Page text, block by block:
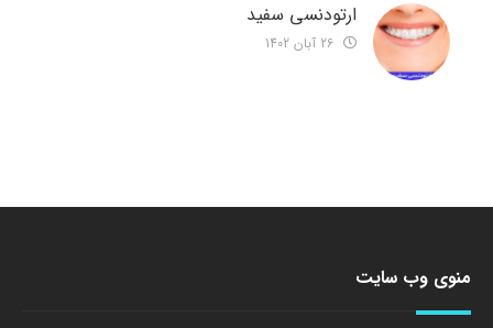
ارتودنسی سفید
منوی وب سایت